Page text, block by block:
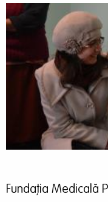
Fundaţia Medicală